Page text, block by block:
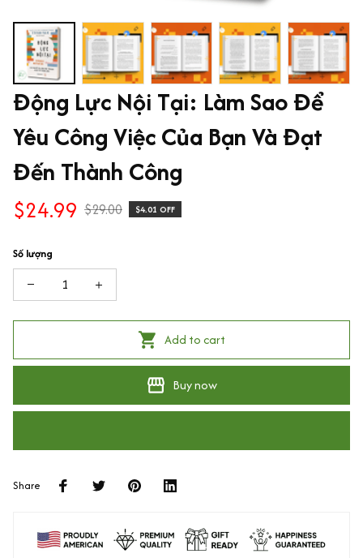
Động Lực Nội Tại: Làm Sao Để
Yêu Công Việc Của Bạn Và Đạt
Đến Thành Công
$24.99 $29.00 $4.01 OFF
Số lượng
Add to cart
Buy now
Share